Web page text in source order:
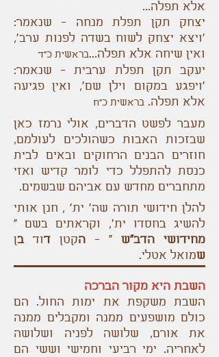
אלא תפלה...
יצחק תקן תפלת מנחה - שנאמר:
'ויצא יצחק לשוח בשדה לפנות ערב',
ואין שיחה אלא תפלה...בראשית כ"ד
יעקב תקן תפלת ערבית - שנאמר:
'ויפגע במקום וילן שם', ואין פגיעה
אלא תפלה. בראשית כ"ח
מעבר לפשט הדברים, אולי נרמז כאן
שבזכות האבות כשהולכים לעולמם,
חוזרים הבנים הרחוקים ובאים לבית
כנסת להתפלל כדי לומר קדיש ואזי
מתחברים מחדש עם אביהם שבשמים.
להלן חידושי תורה שה' ית' , חנן אותי
להשיג בחסדו ית‘, וקראתים בשם "
מחידושי הדב"ש " - הקטן דוד בן
שמואל אטלי.
השבת היא מקור הברכה
השבת משקפת את ימות החול. הם
כולם מושפעים ממנה ומקבלים ממנה
את אורם, שלושה לפניה ושלושה
לאחריה. ימי רביעי וחמישי וששי הם